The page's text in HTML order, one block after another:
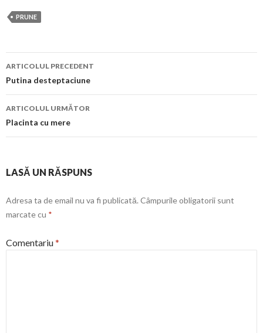
PRUNE
Navigare
în
articol
ARTICOLUL PRECEDENT
Putina desteptaciune
ARTICOLUL URMĂTOR
Placinta cu mere
LASĂ UN RĂSPUNS
Adresa ta de email nu va fi publicată. Câmpurile obligatorii sunt
marcate cu *
Comentariu*